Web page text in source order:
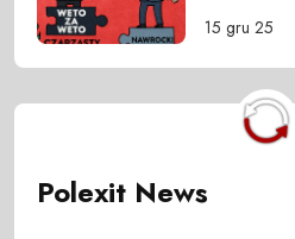
15 gru 25
Polexit News